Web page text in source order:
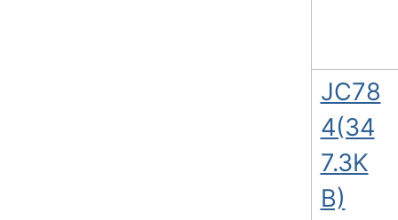
JC78
4(34
7.3K
B)